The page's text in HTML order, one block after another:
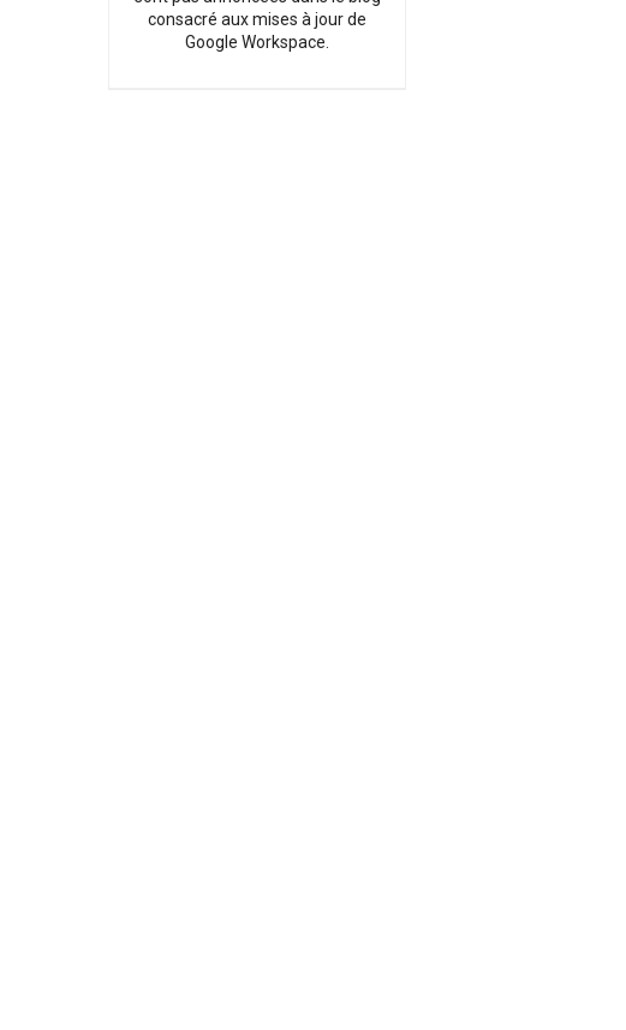
consacré aux mises à jour de
Google Workspace.